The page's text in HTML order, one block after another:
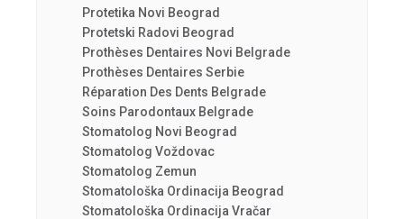
Protetika Novi Beograd
Protetski Radovi Beograd
Prothèses Dentaires Novi Belgrade
Prothèses Dentaires Serbie
Réparation Des Dents Belgrade
Soins Parodontaux Belgrade
Stomatolog Novi Beograd
Stomatolog Voždovac
Stomatolog Zemun
Stomatološka Ordinacija Beograd
Stomatološka Ordinacija Vračar